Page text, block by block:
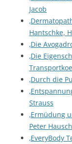
Jacob
Hantschke,
‚Die
‚Die
‚Durch die
Strauss
‚Ermüdung
Peter
‚EveryBody